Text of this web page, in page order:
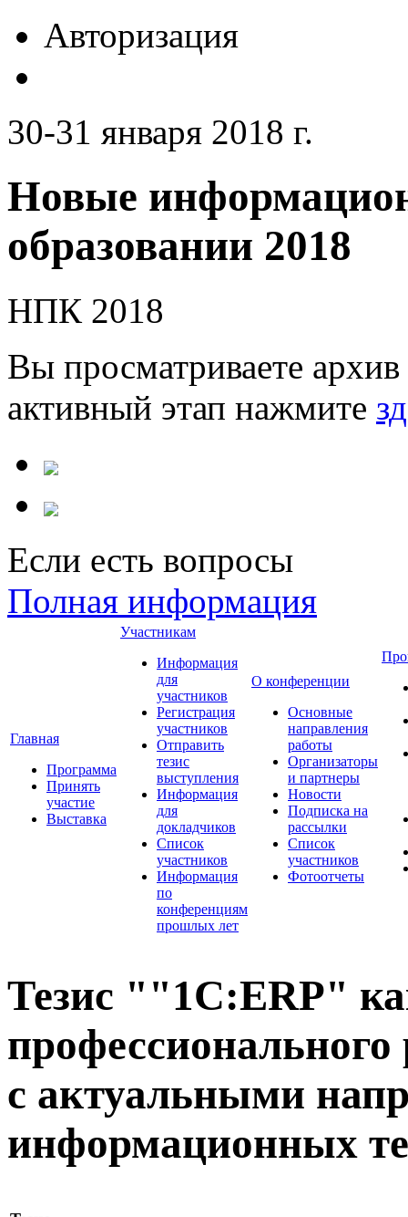
Авторизация
30-31 января 2018 г.
Новые
образовании 2018
НПК 2018
Вы просматриваете
активный этап нажмите
Если есть вопросы
Полная информация
Главная
Программа
Принять
участие
Выставка
Участникам
Информация
для
участников
Регистрация
участников
Отправить
тезис
выступления
Информация
для
докладчиков
Список
участников
Информация
по
конференциям
прошлых лет
О конференции
Основные
направления
работы
Организаторы
и партнеры
Новости
Подписка на
рассылки
Список
участников
Фотоотчеты
Тезис ""1С:ERP"
профессионального
с актуальными
информационных